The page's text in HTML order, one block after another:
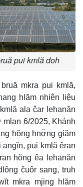
pui kmlă doh
mkra pui kmlă,
hlăm nhiên liệu
ala čar lehanăn
mlan 6/2025, Khánh
hŏng hnơ̆ng giăm
angĭn, pui kmlă êran
hŏng êa lehanăn
čuôr sang, truh
mkra mjing hlăm